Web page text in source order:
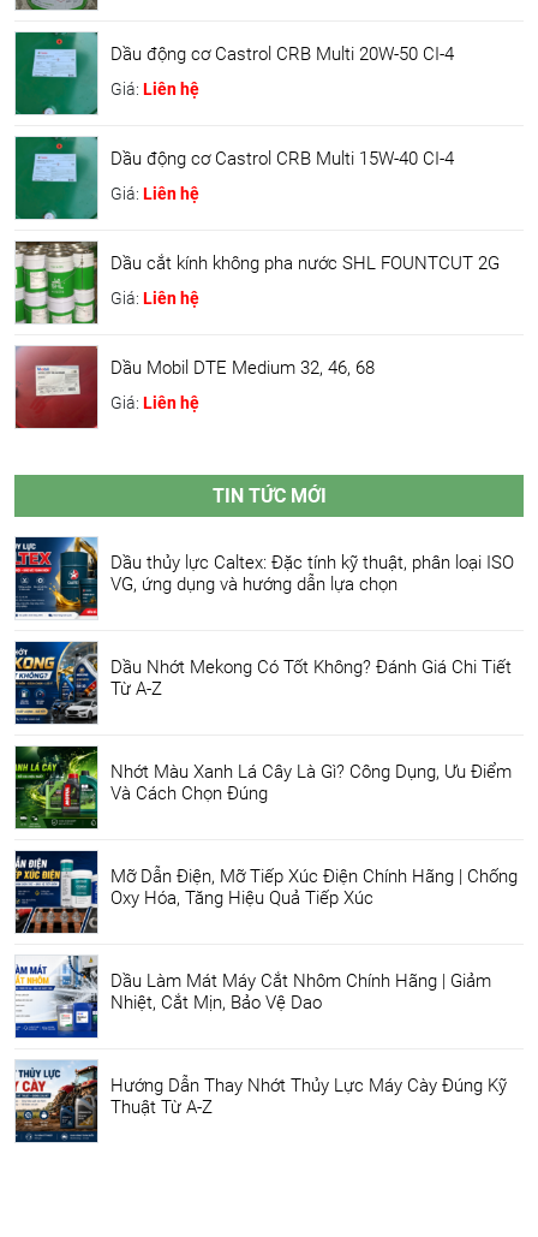
Dầu động cơ Castrol CRB Multi 20W-50 CI-4
Giá: Liên hệ
Dầu động cơ Castrol CRB Multi 15W-40 CI-4
Giá: Liên hệ
Dầu cắt kính không pha nước SHL FOUNTCUT 2G
Giá: Liên hệ
Dầu Mobil DTE Medium 32, 46, 68
Giá: Liên hệ
TIN TỨC MỚI
Dầu thủy lực Caltex: Đặc tính kỹ thuật, phân loại ISO
VG, ứng dụng và hướng dẫn lựa chọn
Dầu Nhớt Mekong Có Tốt Không? Đánh Giá Chi Tiết
Từ A-Z
Nhớt Màu Xanh Lá Cây Là Gì? Công Dụng, Ưu Điểm
Và Cách Chọn Đúng
Mỡ Dẫn Điện, Mỡ Tiếp Xúc Điện Chính Hãng | Chống
Oxy Hóa, Tăng Hiệu Quả Tiếp Xúc
Dầu Làm Mát Máy Cắt Nhôm Chính Hãng | Giảm
Nhiệt, Cắt Mịn, Bảo Vệ Dao
Hướng Dẫn Thay Nhớt Thủy Lực Máy Cày Đúng Kỹ
Thuật Từ A-Z